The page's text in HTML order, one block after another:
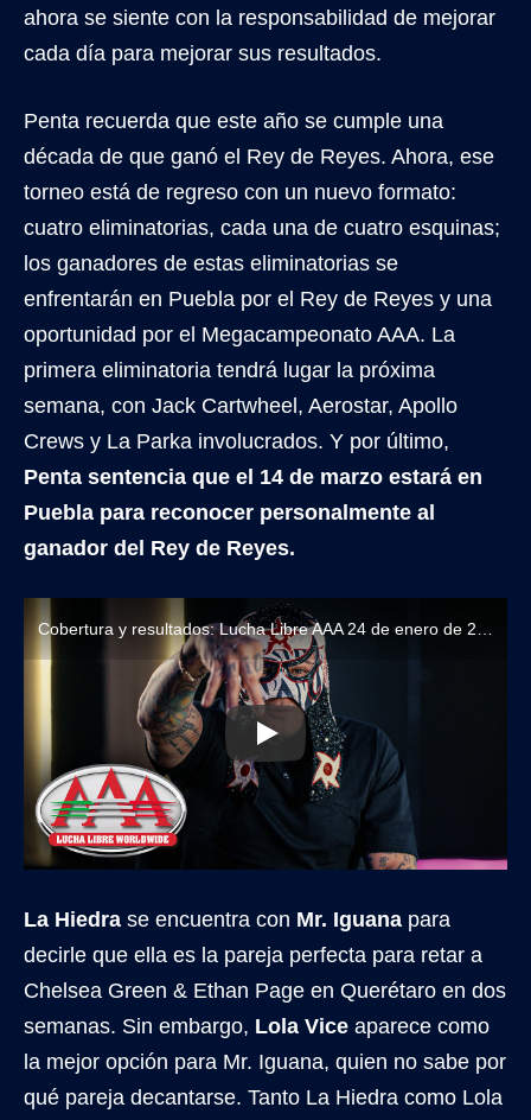
ahora se siente con la responsabilidad de mejorar
cada día para mejorar sus resultados.
Penta recuerda que este año se cumple una
década de que ganó el Rey de Reyes. Ahora, ese
torneo está de regreso con un nuevo formato:
cuatro eliminatorias, cada una de cuatro esquinas;
los ganadores de estas eliminatorias se
enfrentarán en Puebla por el Rey de Reyes y una
oportunidad por el Megacampeonato AAA. La
primera eliminatoria tendrá lugar la próxima
semana, con Jack Cartwheel, Aerostar, Apollo
Crews y La Parka involucrados. Y por último,
Penta sentencia que el 14 de marzo estará en
Puebla para reconocer personalmente al
ganador del Rey de Reyes.
La Hiedra se encuentra con Mr. Iguana para
decirle que ella es la pareja perfecta para retar a
Chelsea Green & Ethan Page en Querétaro en dos
semanas. Sin embargo, Lola Vice aparece como
la mejor opción para Mr. Iguana, quien no sabe por
qué pareja decantarse. Tanto La Hiedra como Lola